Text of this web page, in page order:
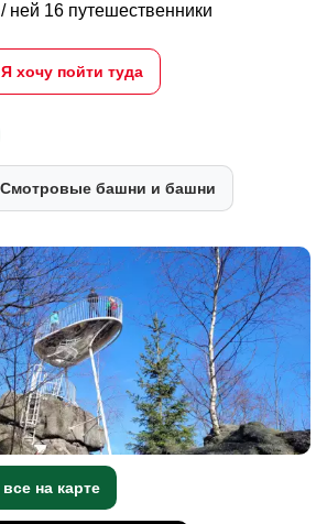
ней 16 путешественники
Я хочу пойти туда
Смотровые башни и башни
на карте